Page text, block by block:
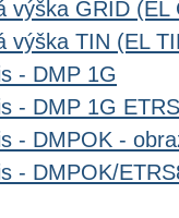
výška GRID (EL
výška TIN (EL
- DMP 1G
- DMP 1G
- DMPOK -
- DMPOK/